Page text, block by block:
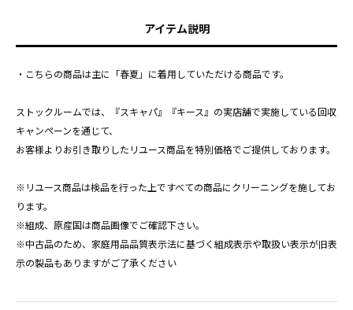
アイテム説明
・こちらの商品は主に「春夏」に着用していただける商品です。
ストックルームでは、『スキャパ』『キース』の実店舗で実施している回収
キャンペーンを通じて、
お客様よりお引き取りしたリユース商品を特別価格でご提供しております。
※リユース商品は検品を行った上ですべての商品にクリーニングを施してお
ります。
※組成、原産国は商品画像でご確認下さい。
※中古品のため、家庭用品品質表示法に基づく組成表示や取扱い表示が旧表
示の製品もありますがご了承ください